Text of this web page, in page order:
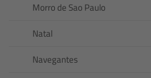
Morro de Sao Paulo
Natal
Navegantes